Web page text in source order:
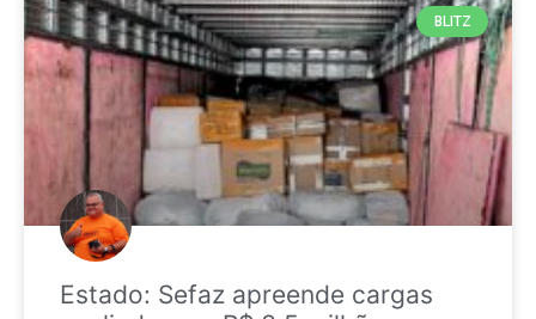
BLITZ
Estado: Sefaz apreende cargas